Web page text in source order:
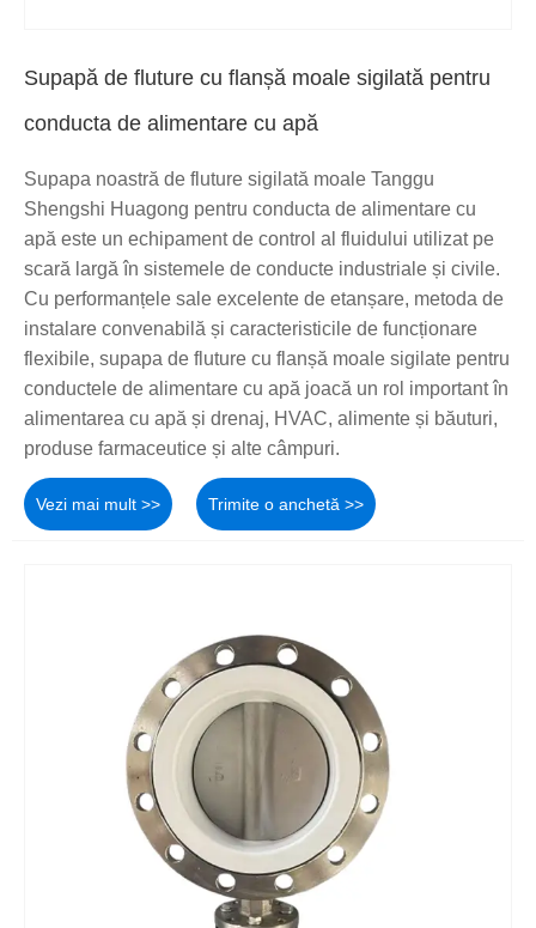
Supapă de fluture cu flanșă moale sigilată pentru
conducta de alimentare cu apă
Supapa noastră de fluture sigilată moale Tanggu
Shengshi Huagong pentru conducta de alimentare cu
apă este un echipament de control al fluidului utilizat pe
scară largă în sistemele de conducte industriale și civile.
Cu performanțele sale excelente de etanșare, metoda de
instalare convenabilă și caracteristicile de funcționare
flexibile, supapa de fluture cu flanșă moale sigilate pentru
conductele de alimentare cu apă joacă un rol important în
alimentarea cu apă și drenaj, HVAC, alimente și băuturi,
produse farmaceutice și alte câmpuri.
Vezi mai mult >> Trimite o anchetă >>